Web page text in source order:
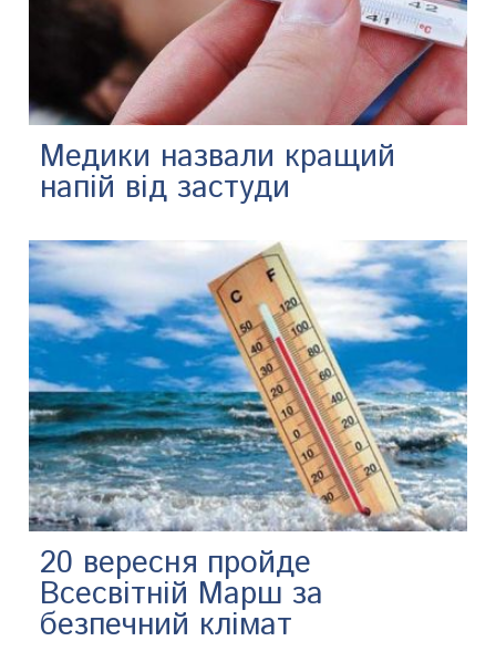
Медики назвали кращий
напій від застуди
20 вересня пройде
Всесвітній Марш за
безпечний клімат